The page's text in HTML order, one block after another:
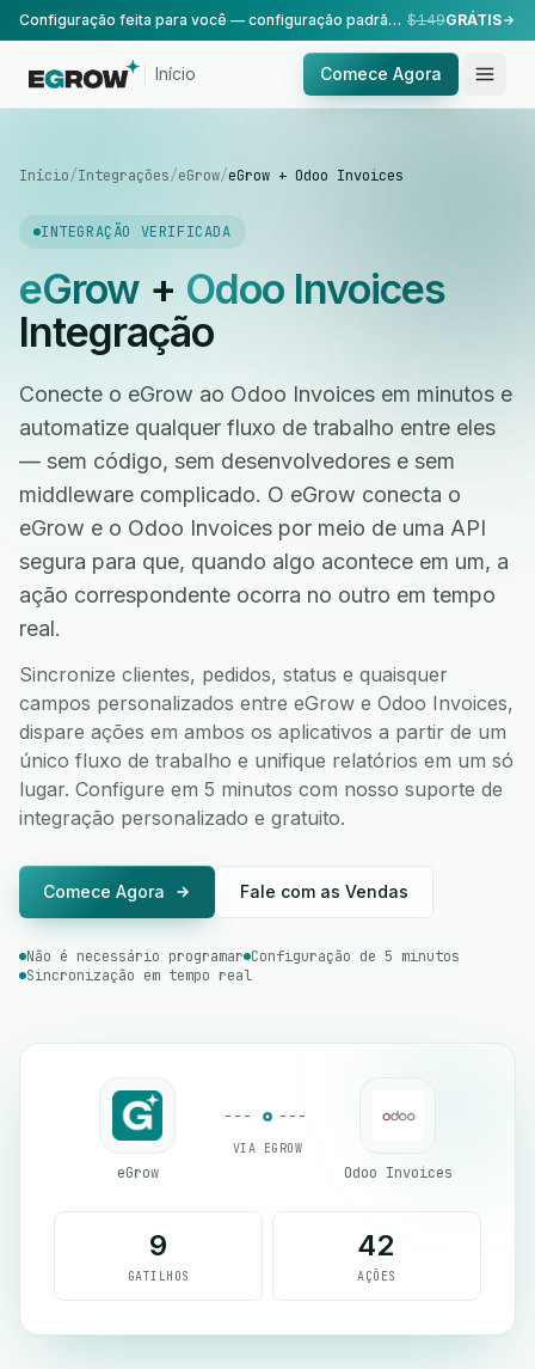
Configuração feita para você — configuração padrão, realizada pela nossa equipe. $149GRÁTIS
Início Comece Agora
Início/Integrações/eGrow/eGrow + Odoo Invoices
INTEGRAÇÃO VERIFICADA
eGrow+ Odoo Invoices
Integração
Conecte o eGrow ao Odoo Invoices em minutos e
automatize qualquer fluxo de trabalho entre eles
— sem código, sem desenvolvedores e sem
middleware complicado. O eGrow conecta o
eGrow e o Odoo Invoices por meio de uma API
segura para que, quando algo acontece em um, a
ação correspondente ocorra no outro em tempo
real.
Sincronize clientes, pedidos, status e quaisquer
campos personalizados entre eGrow e Odoo Invoices,
dispare ações em ambos os aplicativos a partir de um
único fluxo de trabalho e unifique relatórios em um só
lugar. Configure em 5 minutos com nosso suporte de
integração personalizado e gratuito.
Comece Agora Fale com as Vendas
Não é necessário programar Configuração de 5 minutos
Sincronização em tempo real
eGrow
VIA EGROW
Odoo Invoices
9
GATILHOS
42
AÇÕES